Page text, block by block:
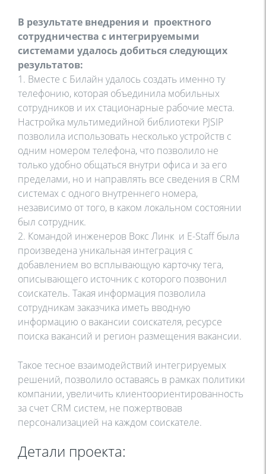
В результате внедрения и проектного
сотрудничества с интегрируемыми
системами удалось добиться следующих
результатов:
1. Вместе с Билайн удалось создать именно ту
телефонию, которая объединила мобильных
сотрудников и их стационарные рабочие места.
Настройка мультимедийной библиотеки PJSIP
позволила использовать несколько устройств с
одним номером телефона, что позволило не
только удобно общаться внутри офиса и за его
пределами, но и направлять все сведения в CRM
системах с одного внутреннего номера,
независимо от того, в каком локальном состоянии
был сотрудник.
2. Командой инженеров Вокс Линк и E-Staff была
произведена уникальная интеграция с
добавлением во всплывающую карточку тега,
описывающего источник с которого позвонил
соискатель. Такая информация позволила
сотрудникам заказчика иметь вводную
информацию о вакансии соискателя, ресурсе
поиска вакансий и регион размещения вакансии.
Такое тесное взаимодействий интегрируемых
решений, позволило оставаясь в рамках политики
компании, увеличить клиентоориентированность
за счет CRM систем, не пожертвовав
персонализацией на каждом соискателе.
Детали проекта: